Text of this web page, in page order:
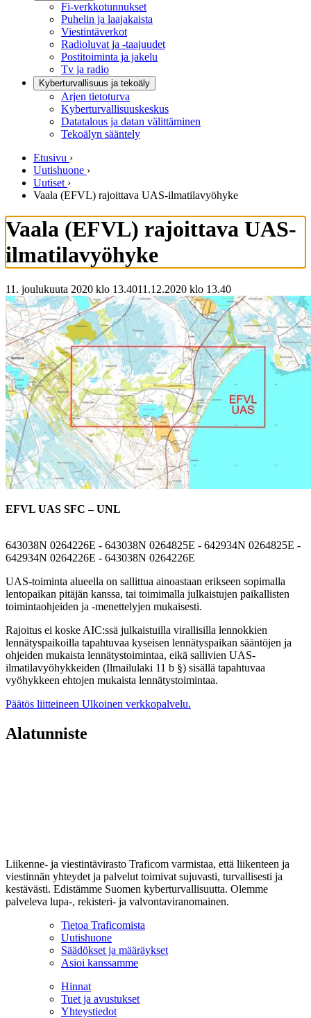
Fi-verkkotunnukset
Puhelin ja laajakaista
Viestintäverkot
Radioluvat ja -taajuudet
Postitoiminta ja jakelu
Tv ja radio
Kyberturvallisuus ja tekoäly
Arjen tietoturva
Kyberturvallisuuskeskus
Datatalous ja datan välittäminen
Tekoälyn sääntely
Etusivu ›
Uutishuone ›
Uutiset ›
Vaala (EFVL) rajoittava UAS-ilmatilavyöhyke
Vaala (EFVL) rajoittava UAS-
ilmatilavyöhyke
11. joulukuuta 2020 klo 13.4011.12.2020 klo 13.40
EFVL UAS SFC – UNL
643038N 0264226E - 643038N 0264825E - 642934N 0264825E -
642934N 0264226E - 643038N 0264226E
UAS-toiminta alueella on sallittua ainoastaan erikseen sopimalla
lentopaikan pitäjän kanssa, tai toimimalla julkaistujen paikallisten
toimintaohjeiden ja -menettelyjen mukaisesti.
Rajoitus ei koske AIC:ssä julkaistuilla virallisilla lennokkien
lennätyspaikoilla tapahtuvaa kyseisen lennätyspaikan sääntöjen ja
ohjeiden mukaista lennätystoimintaa, eikä sallivien UAS-
ilmatilavyöhykkeiden (Ilmailulaki 11 b §) sisällä tapahtuvaa
vyöhykkeen ehtojen mukaista lennätystoimintaa.
Päätös liitteineen Ulkoinen verkkopalvelu.
Alatunniste
Liikenne- ja viestintävirasto Traficom varmistaa, että liikenteen ja
viestinnän yhteydet ja palvelut toimivat sujuvasti, turvallisesti ja
kestävästi. Edistämme Suomen kyberturvallisuutta. Olemme
palveleva lupa-, rekisteri- ja valvontaviranomainen.
Tietoa Traficomista
Uutishuone
Säädökset ja määräykset
Asioi kanssamme
Hinnat
Tuet ja avustukset
Yhteystiedot